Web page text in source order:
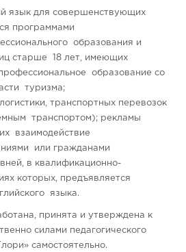
язык для совершенствующих
программами
образования и
старше 18 лет, имеющих
образование со
туризма;
транспортных перевозок
транспортом); рекламы
взаимодействие
или гражданами
в квалификационно-
которых, предъявляется
языка.
принята и утверждена к
силами педагогического
самостоятельно.